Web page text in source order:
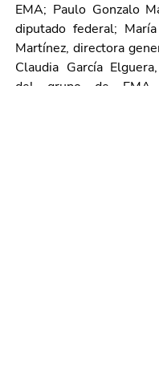
EMA; Paulo Gonzalo
diputado federal;
Martínez, directora
Claudia García
del grupo de EMA